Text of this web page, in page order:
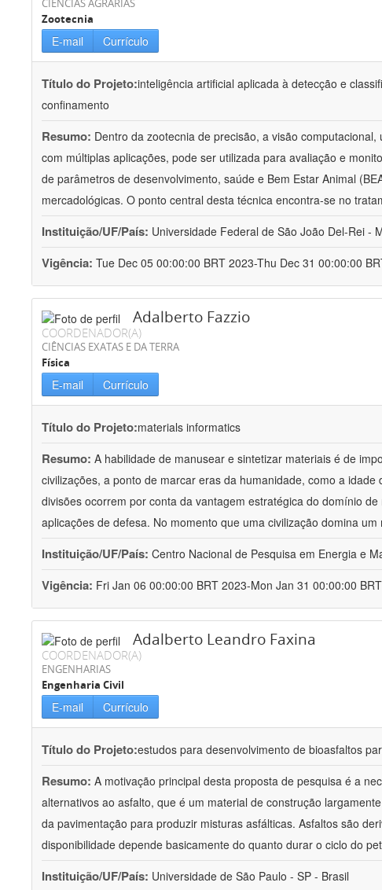
CIÊNCIAS AGRÁRIAS
Zootecnia
E-mail Currículo
Título do Projeto:inteligência artificial aplicada à detecção e
confinamento
Resumo: Dentro da zootecnia de precisão, a visão
com múltiplas aplicações, pode ser utilizada para avaliação e
de parâmetros de desenvolvimento, saúde e Bem Estar Animal
mercadológicas. O ponto central desta técnica encontra-se no
Instituição/UF/País: Universidade Federal de São João Del-Rei -
Vigência: Tue Dec 05 00:00:00 BRT 2023-Thu Dec 31 00:00:00
Adalberto Fazzio
COORDENADOR(A)
CIÊNCIAS EXATAS E DA TERRA
Física
E-mail Currículo
Título do Projeto:materials informatics
Resumo: A habilidade de manusear e sintetizar materiais é de
civilizações, a ponto de marcar eras da humanidade, como a
divisões ocorrem por conta da vantagem estratégica do domínio
aplicações de defesa. No momento que uma civilização domina um
Instituição/UF/País: Centro Nacional de Pesquisa em Energia e
Vigência: Fri Jan 06 00:00:00 BRT 2023-Mon Jan 31 00:00:00
Adalberto Leandro Faxina
COORDENADOR(A)
ENGENHARIAS
Engenharia Civil
E-mail Currículo
Título do Projeto:estudos para desenvolvimento de bioasfaltos
Resumo: A motivação principal desta proposta de pesquisa é a
alternativos ao asfalto, que é um material de construção
da pavimentação para produzir misturas asfálticas. Asfaltos são
disponibilidade depende basicamente do quanto durar o ciclo do
Instituição/UF/País: Universidade de São Paulo - SP - Brasil